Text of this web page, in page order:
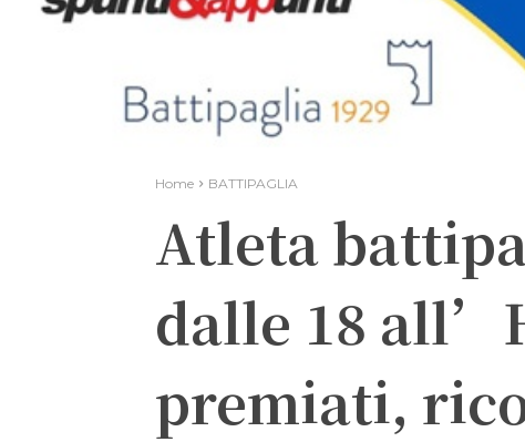
Home BATTIPAGLIA
Atleta
dalle 18
premiati,